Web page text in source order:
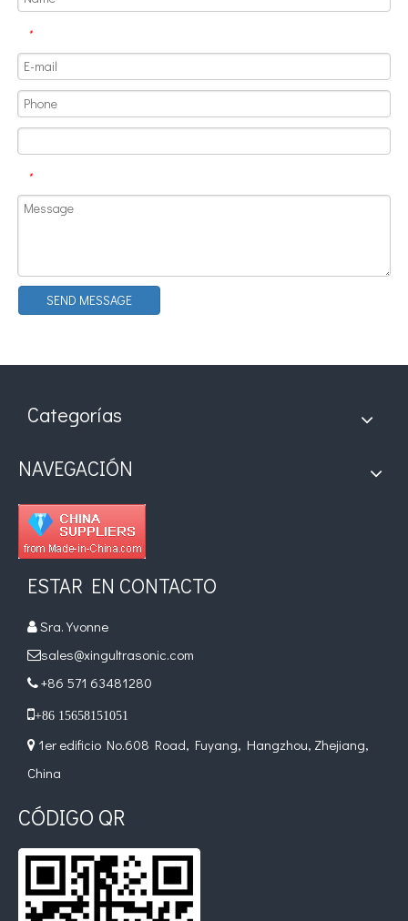
*
*
SEND MESSAGE
Categorías
NAVEGACIÓN
ESTAR EN CONTACTO
 Sra. Yvonne
sales@xingultrasonic.com
 +86 571 63481280
+86 15658151051
 1er edificio No.608 Road, Fuyang, Hangzhou, Zhejiang,
China
CÓDIGO QR